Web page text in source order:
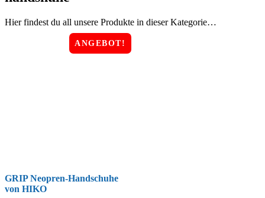
Hier findest du all unsere Produkte in dieser Kategorie…
ANGEBOT!
GRIP Neopren-Handschuhe
von HIKO